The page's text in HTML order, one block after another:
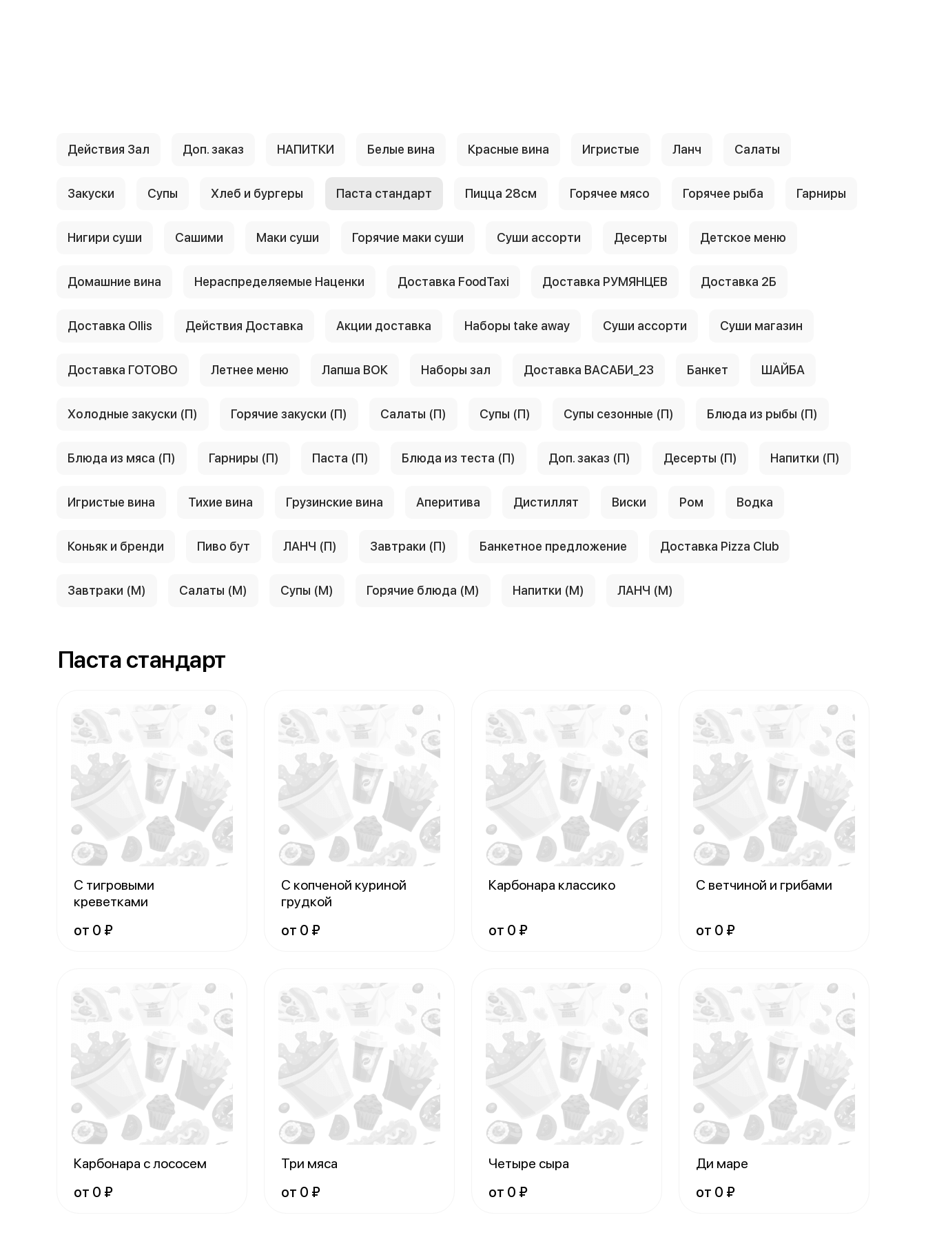
Действия Зал Доп. заказ НАПИТКИ Белые вина Красные вина Игристые Ланч Салаты
Закуски Супы Хлеб и бургеры Паста стандарт Пицца 28см Горячее мясо Горячее рыба Гарниры
Нигири суши Сашими Маки суши Горячие маки суши Суши ассорти Десерты Детское меню
Домашние вина Нераспределяемые Наценки Доставка FoodTaxi Доставка РУМЯНЦЕВ Доставка 2Б
Доставка Ollis Действия Доставка Акции доставка Наборы take away Суши ассорти Суши магазин
Доставка ГОТОВО Летнее меню Лапша ВОК Наборы зал Доставка ВАСАБИ_23 Банкет ШАЙБА
Холодные закуски (П) Горячие закуски (П) Салаты (П) Супы (П) Супы сезонные (П) Блюда из рыбы (П)
Блюда из мяса (П) Гарниры (П) Паста (П) Блюда из теста (П) Доп. заказ (П) Десерты (П) Напитки (П)
Игристые вина Тихие вина Грузинские вина Аперитива Дистиллят Виски Ром Водка
Коньяк и бренди Пиво бут ЛАНЧ (П) Завтраки (П) Банкетное предложение Доставка Pizza Club
Завтраки (М) Салаты (М) Супы (М) Горячие блюда (М) Напитки (М) ЛАНЧ (М)
Паста стандарт
С тигровыми
креветками
от 0 ₽
С копченой куриной
грудкой
от 0 ₽
Карбонара классико
от 0 ₽
С ветчиной и грибами
от 0 ₽
Карбонара с лососем
от 0 ₽
Три мяса
от 0 ₽
Четыре сыра
от 0 ₽
Ди маре
от 0 ₽